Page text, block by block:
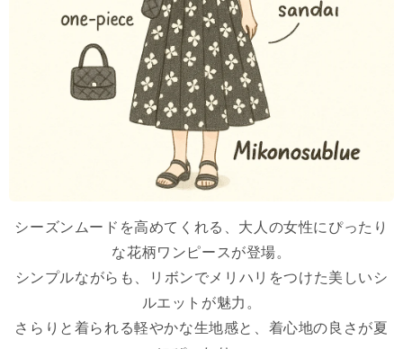
シーズンムードを高めてくれる、大人の女性にぴったり
な花柄ワンピースが登場。
シンプルながらも、リボンでメリハリをつけた美しいシ
ルエットが魅力。
さらりと着られる軽やかな生地感と、着心地の良さが夏